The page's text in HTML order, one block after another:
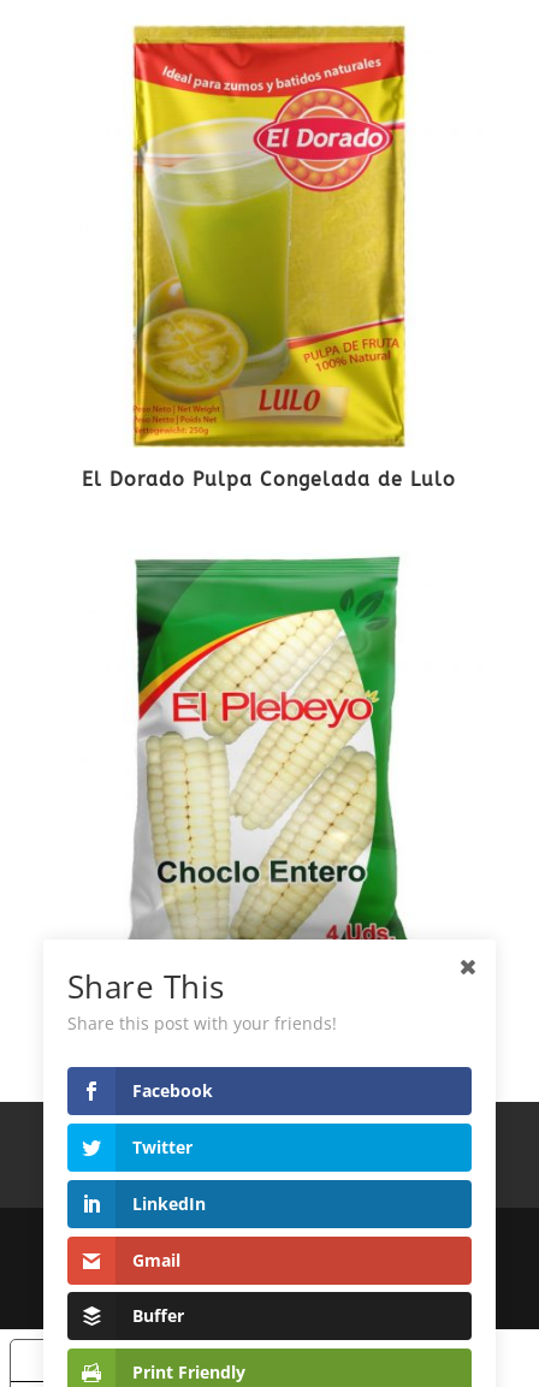
El Dorado Pulpa Congelada de Lulo
El Plebeyo Choclo Entero 4 Unidades
Términos y Condiciones
Política de Cookies
Contacto
© 2022DistribuidoraLatinoAndina S.L.
| Desarrollo WebMagicalWebStudio
Share This
Share this post with your friends!
Facebook
Twitter
LinkedIn
Gmail
Buffer
Print Friendly
Sus opciones de privacidad